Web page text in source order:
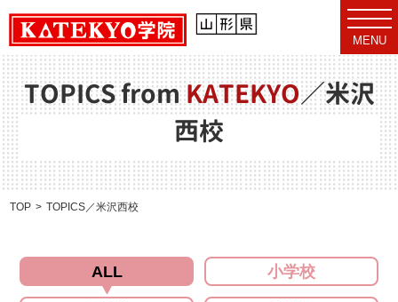
t
o
g
g
l
e
n
a
a
t
i
MENU
TOPICS fromKATEKYO／米沢
西校
TOP TOPICS／米沢西校
ALL 小学校